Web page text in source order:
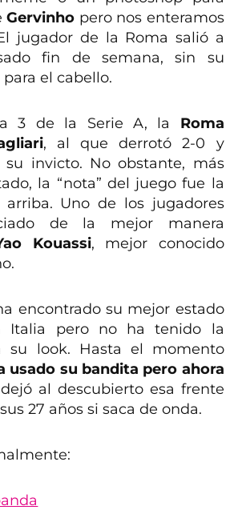
Gervinho pero nos enteramos
jugador de la Roma salió a
fin de semana, sin su
el cabello.
3 de la Serie A, la Roma
, al que derrotó 2-0 y
invicto. No obstante, más
la “nota” del juego fue la
Uno de los jugadores
de la mejor manera
Kouassi, mejor conocido
encontrado su mejor estado
Italia pero no ha tenido la
su look. Hasta el momento
usado su bandita pero ahora
al descubierto esa frente
27 años si saca de onda.